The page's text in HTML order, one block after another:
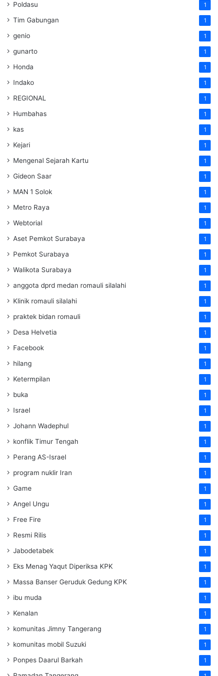
Poldasu 1
Tim Gabungan 1
genio 1
gunarto 1
Honda 1
Indako 1
REGIONAL 1
Humbahas 1
kas 1
Kejari 1
Mengenal Sejarah Kartu 1
Gideon Saar 1
MAN 1 Solok 1
Metro Raya 1
Webtorial 1
Aset Pemkot Surabaya 1
Pemkot Surabaya 1
Walikota Surabaya 1
anggota dprd medan romauli silalahi 1
Klinik romauli silalahi 1
praktek bidan romauli 1
Desa Helvetia 1
Facebook 1
hilang 1
Ketermpilan 1
buka 1
Israel 1
Johann Wadephul 1
konflik Timur Tengah 1
Perang AS-Israel 1
program nuklir Iran 1
Game 1
Angel Ungu 1
Free Fire 1
Resmi Rilis 1
Jabodetabek 1
Eks Menag Yaqut Diperiksa KPK 1
Massa Banser Geruduk Gedung KPK 1
ibu muda 1
Kenalan 1
komunitas Jimny Tangerang 1
komunitas mobil Suzuki 1
Ponpes Daarul Barkah 1